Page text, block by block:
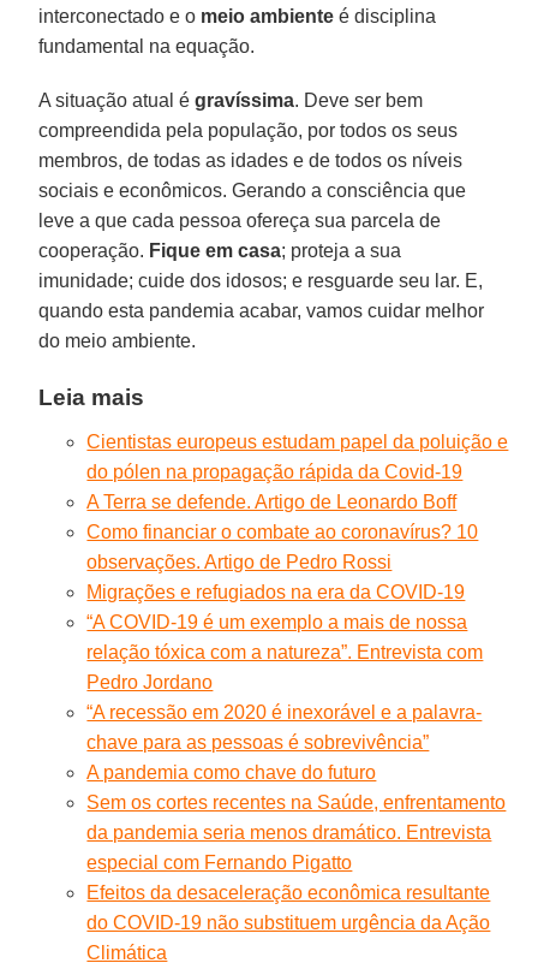
interconectado e o meio ambiente é disciplina
fundamental na equação.
A situação atual égravíssima. Deve ser bem
compreendida pela população, por todos os seus
membros, de todas as idades e de todos os níveis
sociais e econômicos. Gerando a consciência que
leve a que cada pessoa ofereça sua parcela de
cooperação. Fique em casa; proteja a sua
imunidade; cuide dos idosos; e resguarde seu lar. E,
quando esta pandemia acabar, vamos cuidar melhor
do meio ambiente.
Leia mais
Cientistas europeus estudam papel da poluição e
do pólen na propagação rápida da Covid-19
A Terra se defende. Artigo de Leonardo Boff
Como financiar o combate ao coronavírus? 10
observações. Artigo de Pedro Rossi
Migrações e refugiados na era da COVID-19
“A COVID-19 é um exemplo a mais de nossa
relação tóxica com a natureza”. Entrevista com
Pedro Jordano
“A recessão em 2020 é inexorável e a palavra-
chave para as pessoas é sobrevivência”
A pandemia como chave do futuro
Sem os cortes recentes na Saúde, enfrentamento
da pandemia seria menos dramático. Entrevista
especial com Fernando Pigatto
Efeitos da desaceleração econômica resultante
do COVID-19 não substituem urgência da Ação
Climática